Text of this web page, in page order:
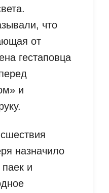
что
от
гестаповца
и
назначило
и